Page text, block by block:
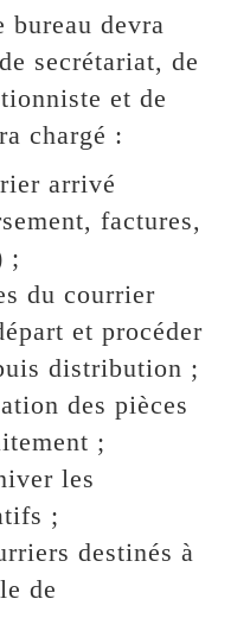
bureau devra
secrétariat, de
et de
chargé :
arrivé
factures,
;
du courrier
et procéder
distribution ;
des pièces
;
les
;
destinés à
de